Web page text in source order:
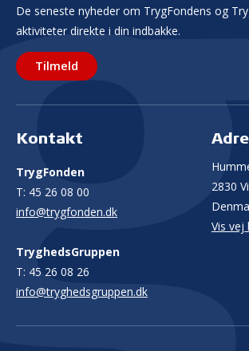
De seneste nyheder om TrygFondens og
aktiviteter direkte i din indbakke.
Tilmeld
Kontakt
TrygFonden
T: 45 26 08 00
info@trygfonden.dk
TryghedsGruppen
T: 45 26 08 26
info@tryghedsgruppen.dk
2830
Vis vej